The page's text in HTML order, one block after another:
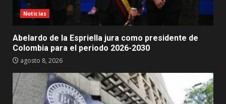
Noticias
Abelardo de la Espriella jura como presidente de
Colombia para el periodo 2026-2030
agosto 8, 2026